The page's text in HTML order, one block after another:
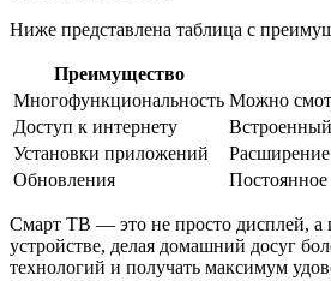
Ниже представлена таблица с
Преимущество
Многофункциональность Можно
Доступ к интернету
Встроенный
Установки приложений
Обновления
Смарт ТВ — это не просто дисплей, а
устройстве, делая домашний досуг
технологий и получать максимум